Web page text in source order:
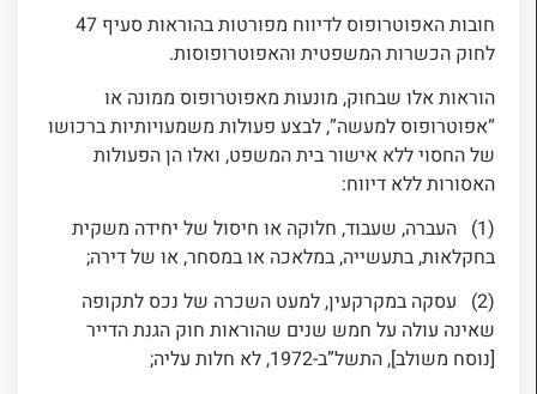
חובות האפוטרופוס לדיווח מפורטות בהוראות סעיף 47
לחוק הכשרות המשפטית והאפוטרופוסות.
הוראות אלו שבחוק, מונעות מאפוטרופוס ממונה או
“אפוטרופוס למעשה”, לבצע פעולות משמעויותיות ברכושו
של החסוי ללא אישור בית המשפט, ואלו הן הפעולות
האסורות ללא דיווח:
(1) העברה, שעבוד, חלוקה או חיסול של יחידה משקית
בחקלאות, בתעשייה, במלאכה או במסחר, או של דירה;
(2) עסקה במקרקעין, למעט השכרה של נכס לתקופה
שאינה עולה על חמש שנים שהוראות חוק הגנת הדייר
[נוסח משולב], התשל”ב-1972, לא חלות עליה;